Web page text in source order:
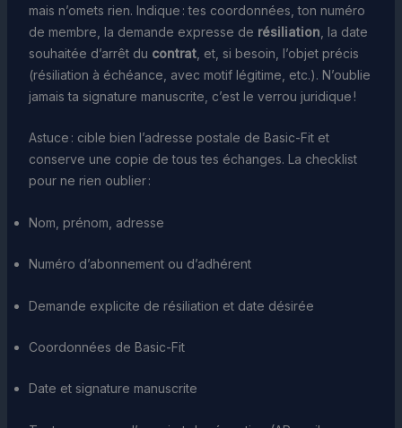
mais n’omets rien. Indique : tes coordonnées, ton numéro
de membre, la demande expresse de résiliation , la date
souhaitée d’arrêt du contrat, et, si besoin, l’objet précis
(résiliation à échéance, avec motif légitime, etc.). N’oublie
jamais ta signature manuscrite, c’est le verrou juridique !
Astuce : cible bien l’adresse postale de Basic-Fit et
conserve une copie de tous tes échanges. La checklist
pour ne rien oublier :
Nom, prénom, adresse
Numéro d’abonnement ou d’adhérent
Demande explicite de résiliation et date désirée
Coordonnées de Basic-Fit
Date et signature manuscrite